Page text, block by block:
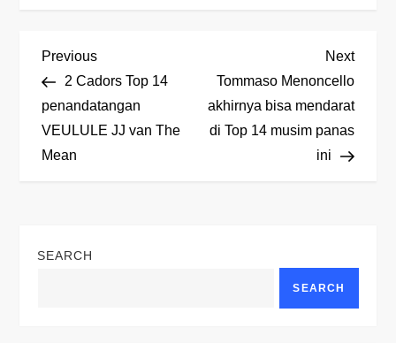
P
o
s
a
Previous
Post
Previous
2 Cadors Top 14
penandatangan
VEULULE JJ van The
Mean
Next
Post
Next
Tommaso Menoncello
akhirnya bisa mendarat
di Top 14 musim panas
ini
SEARCH
SEARCH